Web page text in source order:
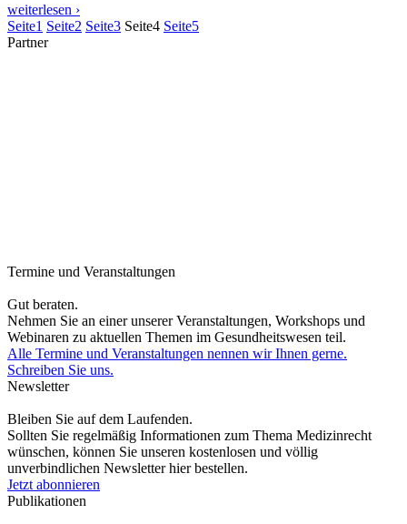
weiterlesen ›
Seite1 Seite2 Seite3 Seite4 Seite5
Partner
Termine und Veranstaltungen
Gut beraten.
Nehmen Sie an einer unserer Veranstaltungen, Workshops und
Webinaren zu aktuellen Themen im Gesundheitswesen teil.
Alle Termine und Veranstaltungen nennen wir Ihnen gerne.
Schreiben Sie uns.
Newsletter
Bleiben Sie auf dem Laufenden.
Sollten Sie regelmäßig Informationen zum Thema Medizinrecht
wünschen, können Sie unseren kostenlosen und völlig
unverbindlichen Newsletter hier bestellen.
Jetzt abonnieren
Publikationen